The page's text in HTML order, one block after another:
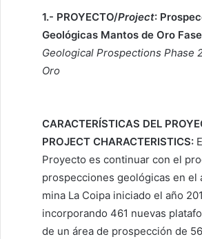
1.- PROYECTO/Project:
Geológicas Mantos de Oro
Geological Prospections Phase
Oro
CARACTERÍSTICAS DEL
PROJECT CHARACTERISTICS:
Proyecto es continuar con el
prospecciones geológicas en el
mina La Coipa iniciado el año
incorporando 461 nuevas
de un área de prospección de